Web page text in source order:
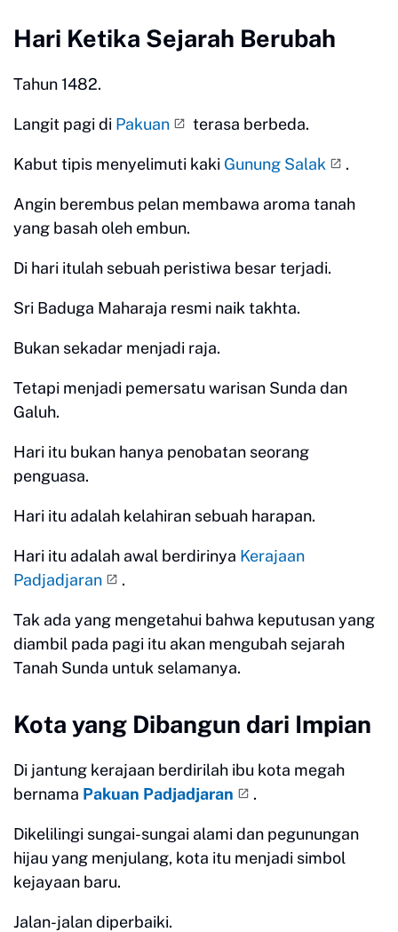
Hari Ketika Sejarah Berubah
Tahun 1482.
Langit pagi di Pakuan terasa berbeda.
Kabut tipis menyelimuti kaki Gunung Salak .
Angin berembus pelan membawa aroma tanah
yang basah oleh embun.
Di hari itulah sebuah peristiwa besar terjadi.
Sri Baduga Maharaja resmi naik takhta.
Bukan sekadar menjadi raja.
Tetapi menjadi pemersatu warisan Sunda dan
Galuh.
Hari itu bukan hanya penobatan seorang
penguasa.
Hari itu adalah kelahiran sebuah harapan.
Hari itu adalah awal berdirinya Kerajaan
Padjadjaran
.
Tak ada yang mengetahui bahwa keputusan yang
diambil pada pagi itu akan mengubah sejarah
Tanah Sunda untuk selamanya.
Kota yang Dibangun dari Impian
Di jantung kerajaan berdirilah ibu kota megah
bernama Pakuan Padjadjaran .
Dikelilingi sungai-sungai alami dan pegunungan
hijau yang menjulang, kota itu menjadi simbol
kejayaan baru.
Jalan-jalan diperbaiki.